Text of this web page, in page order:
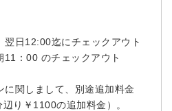
日12:00迄にチェックアウト
11：00 のチェックアウト
に関しまして、別途追加料金
り￥1100の追加料金）。